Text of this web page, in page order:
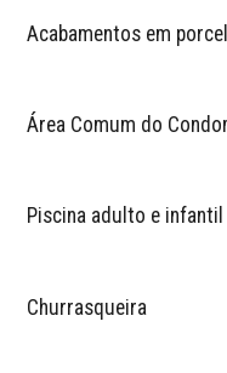
Acabamentos em
Área Comum do
Piscina adulto e infantil
Churrasqueira